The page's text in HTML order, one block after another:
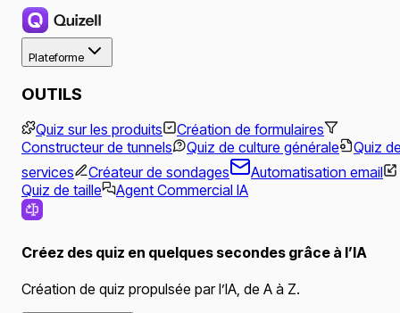
Plateforme
OUTILS
Quiz sur les produits
Création de formulaires
Constructeur de tunnels
Quiz de culture générale
Quiz
services
Créateur de sondages
Automatisation email
Quiz de taille
Agent Commercial IA
Créez des quiz en quelques secondes grâce à l’IA
Création de quiz propulsée par l’IA, de A à Z.